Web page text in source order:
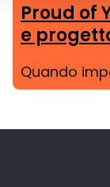
Proud of
e
Quando